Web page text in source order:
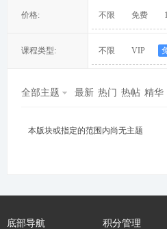
价格: 不限 免费
课程类型: 不限 VIP
全部主题 最新 热门 热帖 精华
本版块或指定的范围内尚无主题
底部导航 积分管理